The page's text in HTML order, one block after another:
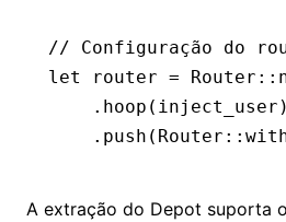
// Configuração do
let
router = Router ::
    .
hoop (inject_user)
    .
push (Router ::
A extração do Depot suporta